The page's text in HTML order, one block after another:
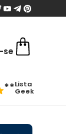
**Lista
Geek